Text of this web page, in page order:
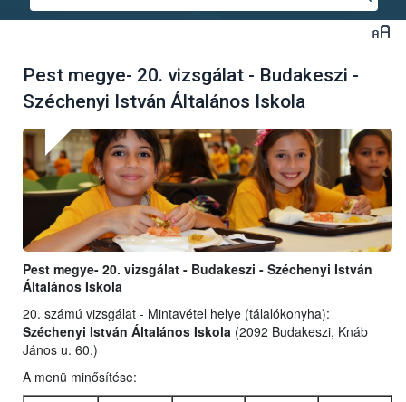
Pest megye- 20. vizsgálat - Budakeszi -
Széchenyi István Általános Iskola
Pest megye- 20. vizsgálat - Budakeszi - Széchenyi István
Általános Iskola
20. számú vizsgálat - Mintavétel helye (tálalókonyha):
Széchenyi István Általános Iskola (2092 Budakeszi, Knáb
János u. 60.)
A menü minősítése: